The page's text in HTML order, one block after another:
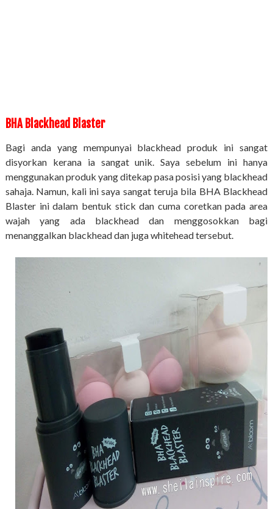
BHA Blackhead Blaster
Bagi anda yang mempunyai blackhead produk ini sangat
disyorkan kerana ia sangat unik. Saya sebelum ini hanya
menggunakan produk yang ditekap pasa posisi yang blackhead
sahaja. Namun, kali ini saya sangat teruja bila BHA Blackhead
Blaster ini dalam bentuk stick dan cuma coretkan pada area
wajah yang ada blackhead dan menggosokkan bagi
menanggalkan blackhead dan juga whitehead tersebut.